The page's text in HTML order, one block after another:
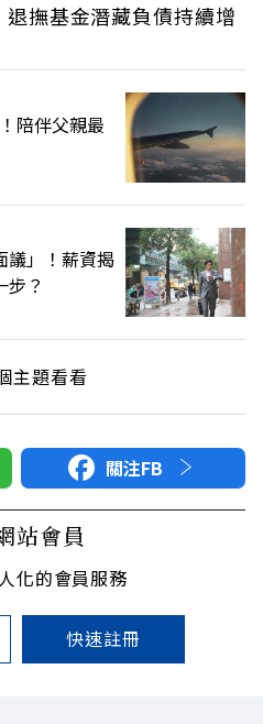
撫基金潛藏負債持續增
陪伴父親最
議」！薪資揭
步？
主題看看
關注FB
站會員
化的會員服務
快速註冊